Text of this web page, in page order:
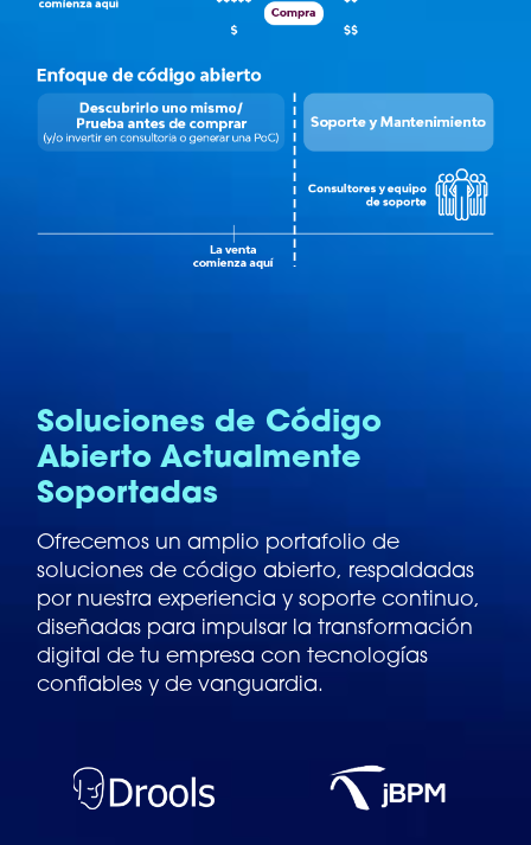
Soluciones de Código
Abierto Actualmente
Soportadas
Ofrecemos un amplio portafolio de
soluciones de código abierto, respaldadas
por nuestra experiencia y soporte continuo,
diseñadas para impulsar la transformación
digital de tu empresa con tecnologías
confiables y de vanguardia.